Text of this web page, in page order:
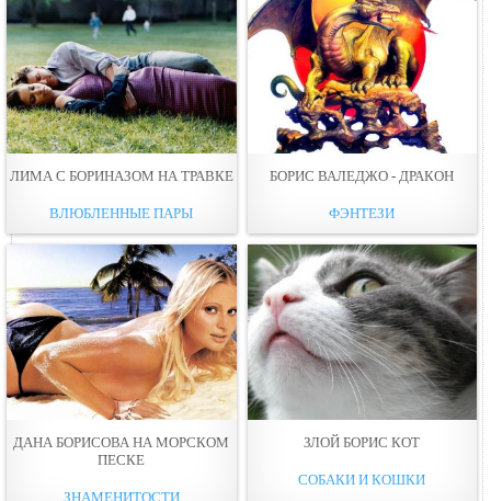
ЛИМА С БОРИНАЗОМ НА ТРАВКЕ
ВЛЮБЛЕННЫЕ ПАРЫ
БОРИС ВАЛЕДЖО - ДРАКОН
ФЭНТЕЗИ
ДАНА БОРИСОВА НА МОРСКОМ
ПЕСКЕ
ЗНАМЕНИТОСТИ
ЗЛОЙ БОРИС КОТ
СОБАКИ И КОШКИ